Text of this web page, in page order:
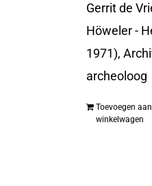
Gerrit de
Höweler -
1971),
archeoloog
Toevoegen aan
winkelwagen